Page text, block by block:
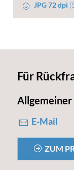
JPG 72 dpi
Für
E-Mail
ZUM